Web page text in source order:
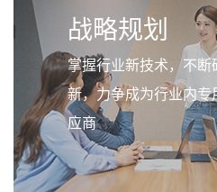
战略规划
掌握行业新技术，不
新，力争成为行业内
应商